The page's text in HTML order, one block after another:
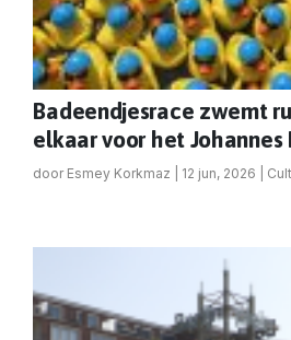
Badeendjesrace zwemt
elkaar voor het Johannes
door Esmey Korkmaz 12 jun, 2026